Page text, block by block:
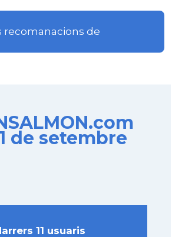
recomanacions de
de setembre
11 usuaris